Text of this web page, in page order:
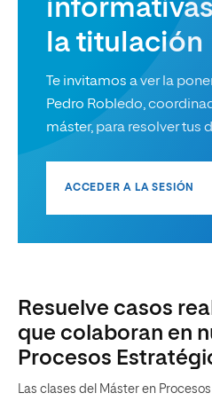
la titulación
Te invitamos a ver la
Pedro Robledo,
máster, para resolver tus
ACCEDER A LA SESIÓN
Resuelve casos
que colaboran en
Procesos
Las clases del Máster en